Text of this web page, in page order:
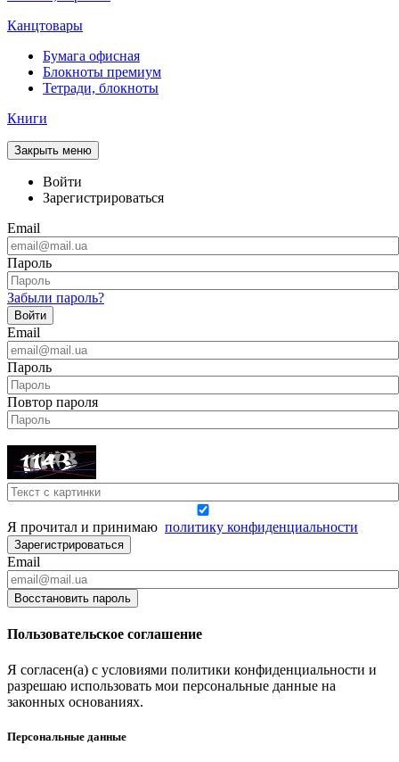
Канцтовары
Бумага офисная
Блокноты премиум
Тетради, блокноты
Книги
Закрыть меню
Войти
Зарегистрироваться
Email
Пароль
Забыли пароль?
Войти
Email
Пароль
Повтор пароля
Я прочитал и принимаю политику конфиденциальности
Зарегистрироваться
Email
Восстановить пароль
Пользовательское соглашение
Я согласен(а) с условиями политики конфиденциальности и
разрешаю использовать мои персональные данные на
законных основаниях.
Персональные данные